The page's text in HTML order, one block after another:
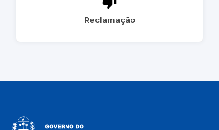
Reclamação